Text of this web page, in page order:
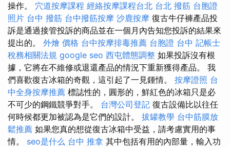
操作。 穴道按摩課程 經絡按摩課程台北 台北 撥筋 台胞證
照片 台中 撥筋 台中撥筋按摩 沙鹿按摩 復古牛仔褲產品投
訴是通過接管投訴的商品並在一個月內告知您投訴的結果來
提出的。 外燴 價格 台中按摩排毒推薦 台胞證 台中 記帳士
稅務相關法規 google seo 西屯體態調整 如果投訴沒有根
據，它將在不維修或退還產品的情況下重新獲得產品。 我
們喜歡復古冰箱的奇觀，這引起了一見鍾情。 按摩證照 台
中全身按摩推薦 標誌性的，圓形的，鮮紅色的冰箱只是必
不可少的鋼鐵競爭對手。 台灣公司登記 復古設備比以往任
何時候都更加被認為是它們的設計。 拔罐教學 台中筋膜放
鬆推薦 如果您真的想從復古冰箱中受益，請考慮實用的事
情。 seo是什么 台中 推拿 其中包括有用的內部量，輸入功